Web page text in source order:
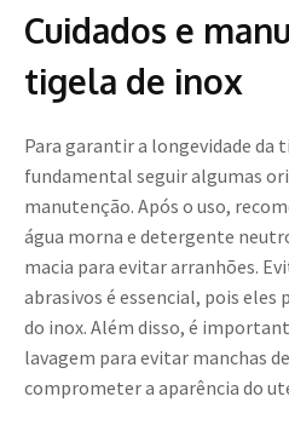
Cuidados e
tigela de inox
Para garantir a longevidade da
fundamental seguir algumas
manutenção. Após o uso,
água morna e detergente
macia para evitar arranhões.
abrasivos é essencial, pois eles
do inox. Além disso, é
lavagem para evitar manchas
comprometer a aparência do